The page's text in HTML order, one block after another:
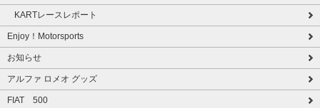
KARTレースレポート
Enjoy！Motorsports
お知らせ
アルファ ロメオ グッズ
FIAT 500